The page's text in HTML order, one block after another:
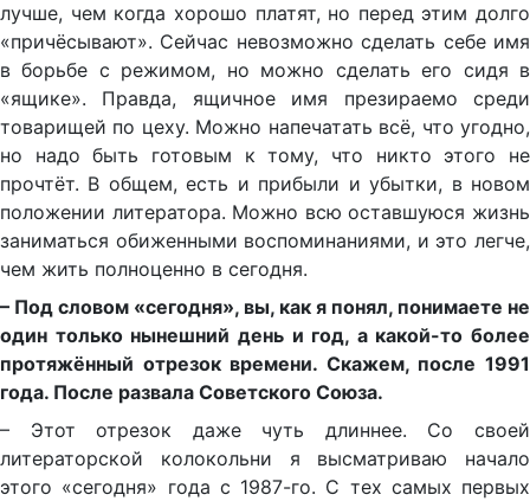
лучше, чем когда хорошо платят, но перед этим долго
«причёсывают». Сейчас невозможно сделать себе имя
в борьбе с режимом, но можно сделать его сидя в
«ящике». Правда, ящичное имя презираемо среди
товарищей по цеху. Можно напечатать всё, что угодно,
но надо быть готовым к тому, что никто этого не
прочтёт. В общем, есть и прибыли и убытки, в новом
положении литератора. Можно всю оставшуюся жизнь
заниматься обиженными воспоминаниями, и это легче,
чем жить полноценно в сегодня.
– Под словом «сегодня», вы, как я понял, понимаете не
один только нынешний день и год, а какой-то более
протяжённый отрезок времени. Скажем, после 1991
года. После развала Советского Союза.
– Этот отрезок даже чуть длиннее. Со своей
литераторской колокольни я высматриваю начало
этого «сегодня» года с 1987-го. С тех самых первых